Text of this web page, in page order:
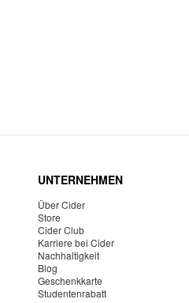
UNTERNEHMEN
Über Cider
Store
Cider Club
Karriere bei Cider
Nachhaltigkeit
Blog
Geschenkkarte
Studentenrabatt